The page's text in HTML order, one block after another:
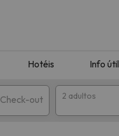
Hotéis Info útil
Check-out 2 adultos